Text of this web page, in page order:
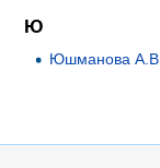
Ю
Юшманова А.В.